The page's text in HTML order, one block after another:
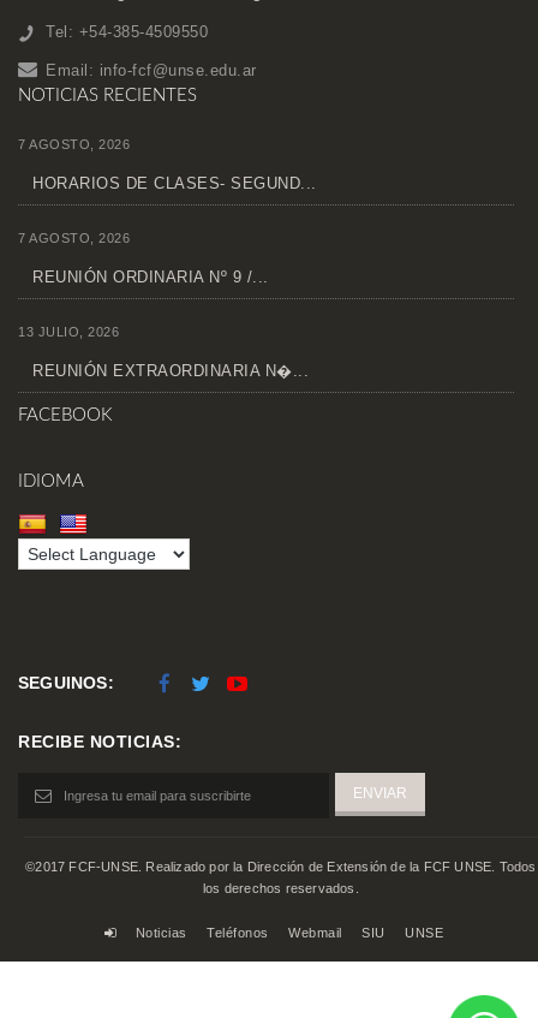
Tel: +54-385-4509550
Email: info-fcf@unse.edu.ar
NOTICIAS RECIENTES
7 AGOSTO, 2026
HORARIOS DE CLASES- SEGUND...
7 AGOSTO, 2026
REUNIÓN ORDINARIA Nº 9 /...
13 JULIO, 2026
REUNIÓN EXTRAORDINARIA N�...
FACEBOOK
IDIOMA
SEGUINOS:
RECIBE NOTICIAS:
©2017 FCF-UNSE. Realizado por la Dirección de Extensión de la FCF UNSE. Todos
los derechos reservados.
Noticias Teléfonos Webmail SIU UNSE